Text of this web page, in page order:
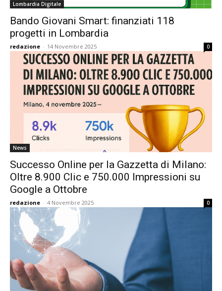
Lombardia Digitale
Bando Giovani Smart: finanziati 118
progetti in Lombardia
redazione - 14 Novembre 2025 0
News
Successo Online per la Gazzetta di Milano:
Oltre 8.900 Clic e 750.000 Impressioni su
Google a Ottobre
redazione - 4 Novembre 2025 0